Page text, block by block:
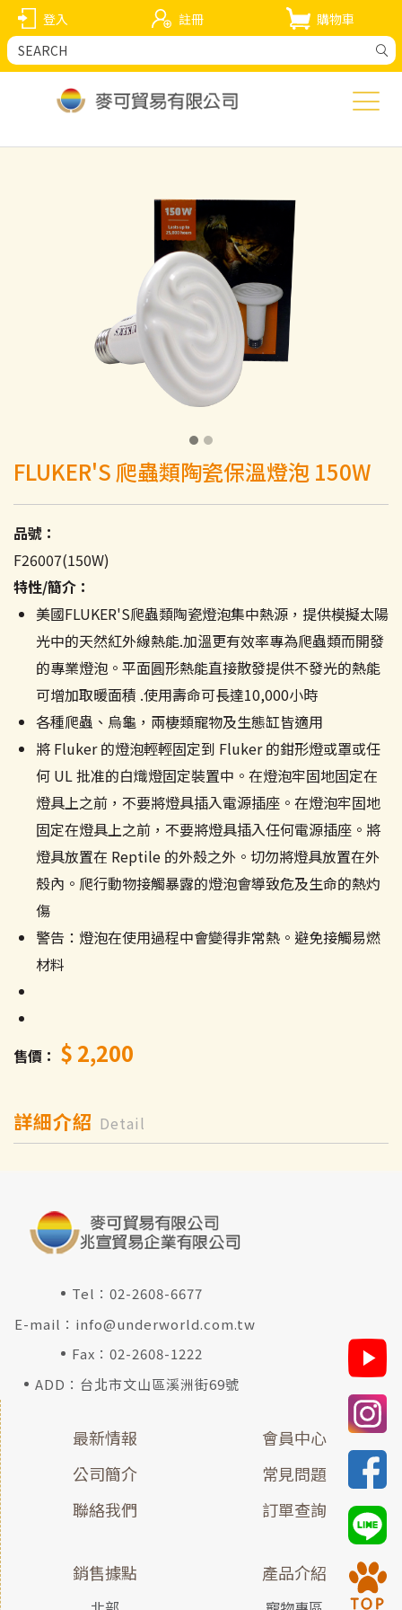
登入 註冊 購物車
FLUKER'S 爬蟲類陶瓷保溫燈泡 150W
品號：
F26007(150W)
特性/簡介：
美國FLUKER'S爬蟲類陶瓷燈泡集中熱源，提供模擬太陽
光中的天然紅外線熱能.加溫更有效率專為爬蟲類而開發
的專業燈泡。平面圓形熱能直接散發提供不發光的熱能
可增加取暖面積 .使用壽命可長達10,000小時
各種爬蟲、烏龜，兩棲類寵物及生態缸皆適用
將 Fluker 的燈泡輕輕固定到 Fluker 的鉗形燈或罩或任
何 UL 批准的白熾燈固定裝置中。在燈泡牢固地固定在
燈具上之前，不要將燈具插入電源插座。在燈泡牢固地
固定在燈具上之前，不要將燈具插入任何電源插座。將
燈具放置在 Reptile 的外殼之外。切勿將燈具放置在外
殼內。爬行動物接觸暴露的燈泡會導致危及生命的熱灼
傷
警告：燈泡在使用過程中會變得非常熱。避免接觸易燃
材料
售價 $ 2,200
詳細介紹 Detail
Tel：02-2608-6677
E-mail： info@underworld.com.tw
Fax：02-2608-1222
ADD：台北市文山區溪洲街69號
最新情報
公司簡介
聯絡我們
會員中心
常見問題
訂單查詢
銷售據點 產品介紹